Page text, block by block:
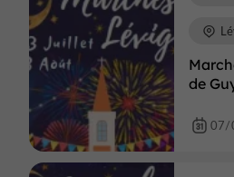
de
07/